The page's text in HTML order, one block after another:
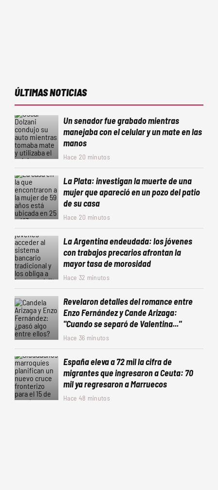
ÚLTIMAS NOTICIAS
Un senador fue grabado mientras
manejaba con el celular y un mate en las
manos
Hace 20 minutos
La Plata: investigan la muerte de una
mujer que apareció en un pozo del patio
de su casa
Hace 20 minutos
La Argentina endeudada: los jóvenes
con trabajos precarios afrontan la
mayor tasa de morosidad
Hace 32 minutos
Revelaron detalles del romance entre
Enzo Fernández y Cande Arizaga:
"Cuando se separó de Valentina..."
Hace 36 minutos
España eleva a 72 mil la cifra de
migrantes que ingresaron a Ceuta: 70
mil ya regresaron a Marruecos
Hace 48 minutos